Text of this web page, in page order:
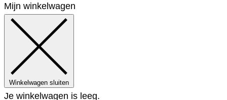
Mijn winkelwagen
Winkelwagen sluiten
Je winkelwagen is leeg.